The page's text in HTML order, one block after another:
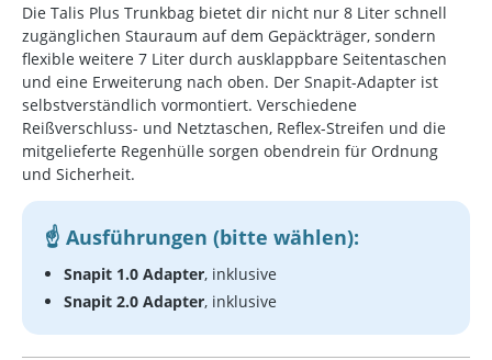
Die Talis Plus Trunkbag bietet dir nicht nur 8 Liter schnell
zugänglichen Stauraum auf dem Gepäckträger, sondern
flexible weitere 7 Liter durch ausklappbare Seitentaschen
und eine Erweiterung nach oben. Der Snapit-Adapter ist
selbstverständlich vormontiert. Verschiedene
Reißverschluss- und Netztaschen, Reflex-Streifen und die
mitgelieferte Regenhülle sorgen obendrein für Ordnung
und Sicherheit.
Ausführungen (bitte wählen):
Snapit 1.0 Adapter, inklusive
Snapit 2.0 Adapter, inklusive